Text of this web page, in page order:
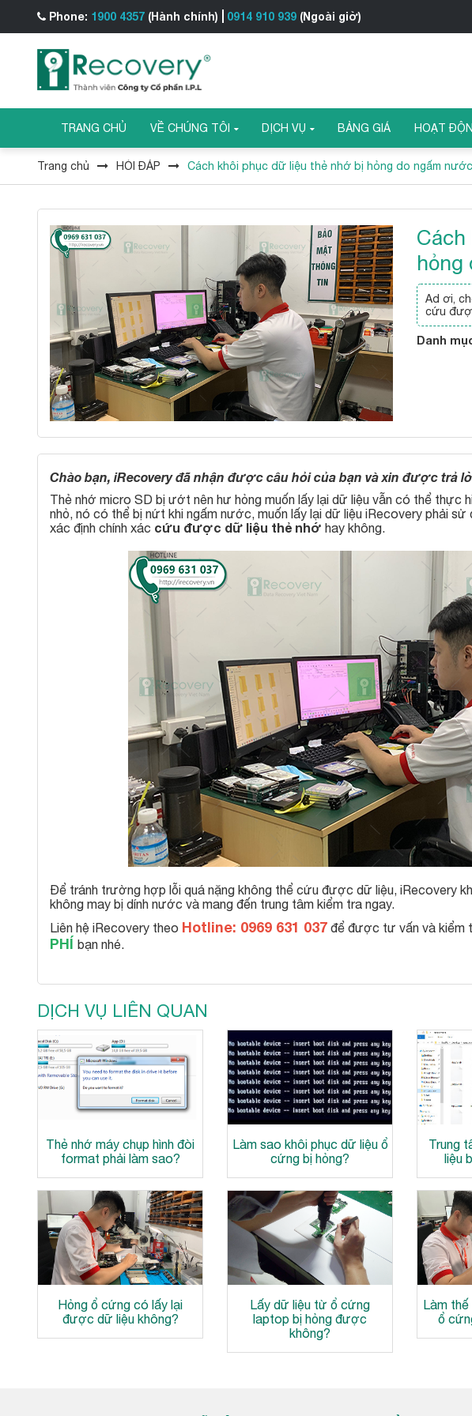
Phone: 1900 4357 (Hành chính) 0914 910 939 (Ngoài giờ)
TRANG CHỦ VỀ CHÚNG TÔI DỊCH VỤ BẢNG GIÁ HOẠT
Trang chủ HỎI ĐÁP Cách khôi phục dữ liệu thẻ nhớ bị hỏng do ngấm
hỏng
Ad ơi,
cứu
Danh
Chào bạn, iRecovery đã nhận được câu hỏi của bạn và xin được trả
Thẻ nhớ micro SD bị ướt nên hư hỏng muốn lấy lại dữ liệu vẫn có thể thực
nhỏ, nó có thể bị nứt khi ngấm nước, muốn lấy lại dữ liệu iRecovery phải
xác định chính xác cứu được dữ liệu thẻ nhớ hay không.
Để tránh trường hợp lỗi quá nặng không thể cứu được dữ liệu, iRecovery
không may bị dính nước và mang đến trung tâm kiểm tra ngay.
Liên hệ iRecovery theo Hotline: 0969 631 037 để được tư vấn và kiểm
PHÍ bạn nhé.
DỊCH VỤ LIÊN QUAN
Thẻ nhớ máy chụp hình đòi
format phải làm sao?
Làm sao khôi phục dữ liệu ổ
cứng bị hỏng?
Trung
liệu
Hỏng ổ cứng có lấy lại
được dữ liệu không?
Lấy dữ liệu từ ổ cứng
laptop bị hỏng được
không?
Làm
ổ